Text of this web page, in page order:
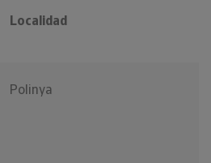
Localidad
Polinya